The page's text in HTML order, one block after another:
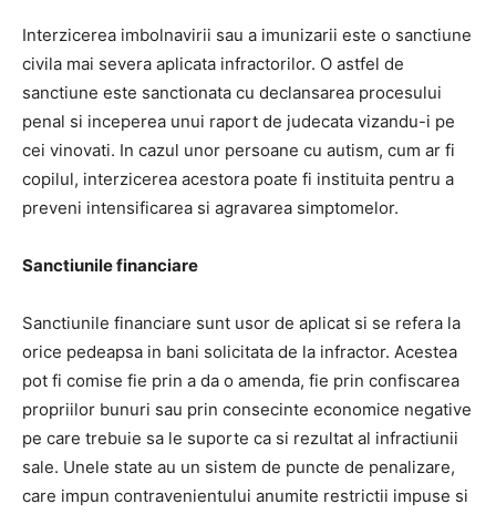
Interzicerea imbolnavirii sau a imunizarii este o sanctiune
civila mai severa aplicata infractorilor. O astfel de
sanctiune este sanctionata cu declansarea procesului
penal si inceperea unui raport de judecata vizandu-i pe
cei vinovati. In cazul unor persoane cu autism, cum ar fi
copilul, interzicerea acestora poate fi instituita pentru a
preveni intensificarea si agravarea simptomelor.
Sanctiunile financiare
Sanctiunile financiare sunt usor de aplicat si se refera la
orice pedeapsa in bani solicitata de la infractor. Acestea
pot fi comise fie prin a da o amenda, fie prin confiscarea
propriilor bunuri sau prin consecinte economice negative
pe care trebuie sa le suporte ca si rezultat al infractiunii
sale. Unele state au un sistem de puncte de penalizare,
care impun contravenientului anumite restrictii impuse si